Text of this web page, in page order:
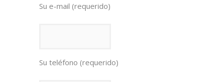
Su e-mail (requerido)
Su teléfono (requerido)